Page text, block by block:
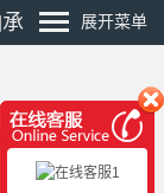
展开菜单
轴承